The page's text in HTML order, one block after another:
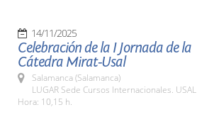
14/11/2025
Celebración de la I Jornada de la
Cátedra Mirat-Usal
Salamanca (Salamanca)
LUGAR Sede Cursos Internacionales. USAL
Hora: 10,15 h.